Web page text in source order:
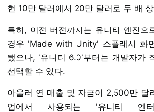
현 10만 달러에서 20만 달러로 두 배
특히, 이전 버전까지는 유니티 엔진으
경우 'Made with Unity' 스플래시 화
됐으나, '유니티 6.0'부터는 개발자가
선택할 수 있다.
아울러 연 매출 및 자금이 2,500만 달
업에서 사용되는 '유니티 엔터